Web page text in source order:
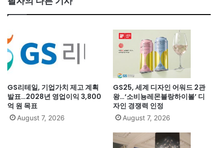
GS리테일, 기업가치 제고 계획
발표…2028년 영업이익 3,800
억 원 목표
August 7, 2026
GS25, 세계 디자인 어워드 2관
왕…‘소비뇽레몬블랑하이볼’ 디
자인 경쟁력 인정
August 7, 2026